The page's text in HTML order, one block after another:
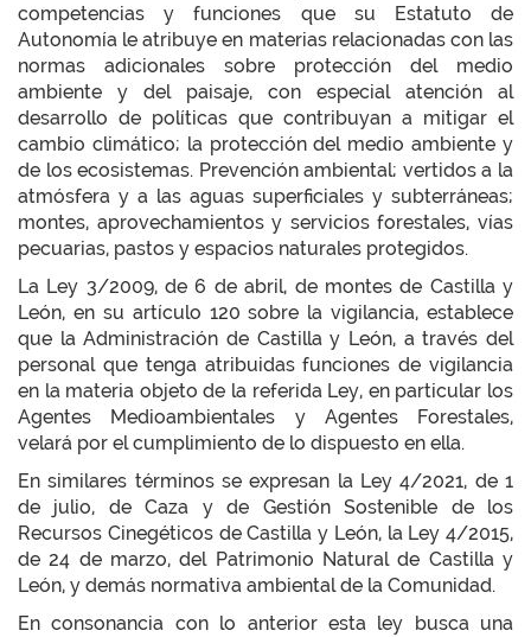
competencias y funciones que su Estatuto de
Autonomía le atribuye en materias relacionadas con las
normas adicionales sobre protección del medio
ambiente y del paisaje, con especial atención al
desarrollo de políticas que contribuyan a mitigar el
cambio climático; la protección del medio ambiente y
de los ecosistemas. Prevención ambiental; vertidos a la
atmósfera y a las aguas superficiales y subterráneas;
montes, aprovechamientos y servicios forestales, vías
pecuarias, pastos y espacios naturales protegidos.
La Ley 3/2009, de 6 de abril, de montes de Castilla y
León, en su artículo 120 sobre la vigilancia, establece
que la Administración de Castilla y León, a través del
personal que tenga atribuidas funciones de vigilancia
en la materia objeto de la referida Ley, en particular los
Agentes Medioambientales y Agentes Forestales,
velará por el cumplimiento de lo dispuesto en ella.
En similares términos se expresan la Ley 4/2021, de 1
de julio, de Caza y de Gestión Sostenible de los
Recursos Cinegéticos de Castilla y León, la Ley 4/2015,
de 24 de marzo, del Patrimonio Natural de Castilla y
León, y demás normativa ambiental de la Comunidad.
En consonancia con lo anterior esta ley busca una